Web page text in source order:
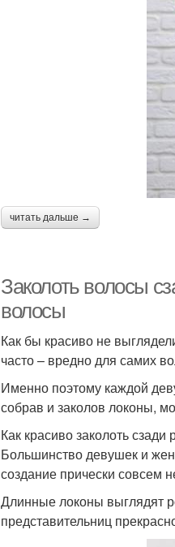
читать дальше →
Заколоть волосы
волосы
Как бы красиво не
часто – вредно для самих
Именно поэтому каждой
собрав и заколов локоны,
Как красиво заколоть
Большинство девушек и
создание прически совсем
Длинные локоны выглядят
представительниц